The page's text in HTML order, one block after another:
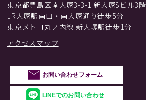
東京都豊島区南大塚3-3-1 新大塚Sビル3階
JR大塚駅南口・南大塚通り徒歩5分
東京メトロ丸ノ内線 新大塚駅徒歩1分
アクセスマップ
お問い合わせフォーム
LINEでのお問い合わせ